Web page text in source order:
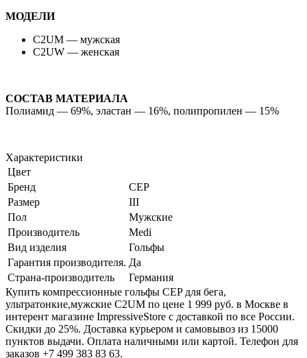
МОДЕЛИ
C2UM — мужская
C2UW — женская
СОСТАВ МАТЕРИАЛА
Полиамид — 69%, эластан — 16%, полипропилен — 15%
Характеристики
Цвет
Бренд
CEP
Размер
III
Пол
Мужские
Производитель
Medi
Вид изделия
Гольфы
Гарантия производителя. Да
Страна-производитель
Германия
Купить компрессионные гольфы CEP для бега,
ультратонкие,мужские C2UM по цене 1 999 руб. в Москве в
интерент магазине ImpressiveStore с доставкой по все России.
Скидки до 25%. Доставка курьером и самовывоз из 15000
пунктов выдачи. Оплата наличными или картой. Телефон для
заказов +7 499 383 83 63.